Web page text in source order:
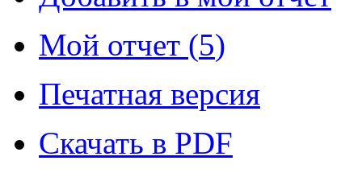
Мой отчет (5)
Печатная версия
Скачать в PDF